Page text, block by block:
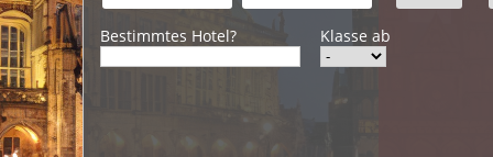
Bestimmtes Hotel? Klasse ab